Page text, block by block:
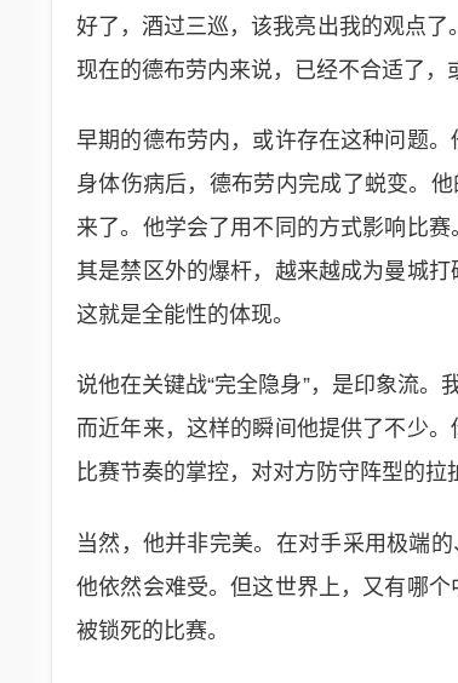
好了，酒过三巡，该我亮出我的观点了
现在的德布劳内来说，已经不合适了，
早期的德布劳内，或许存在这种问题
身体伤病后，德布劳内完成了蜕变。
来了。他学会了用不同的方式影响比
其是禁区外的爆杆，越来越成为曼城
这就是全能性的体现。
说他在关键战“完全隐身”，是印象流。
而近年来，这样的瞬间他提供了不少
比赛节奏的掌控，对对方防守阵型的拉
当然，他并非完美。在对手采用极端
他依然会难受。但这世界上，又有哪
被锁死的比赛。